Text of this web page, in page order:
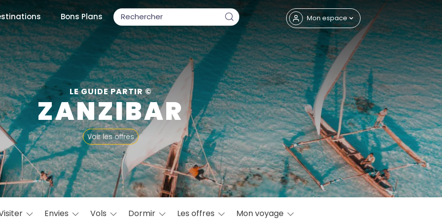
Bons Plans Mon espace
LE GUIDE PARTIR ©
ZANZIBAR
Voir les offres
Envies Vols Dormir Les offres Mon voyage
Fermer
populaires
mois
Février Mars Avril Mai Juin Juillet Août
Septembre
Novembre Décembre